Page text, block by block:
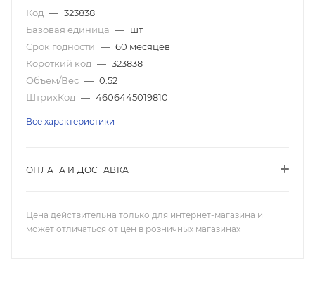
Код — 323838
Базовая единица — шт
Срок годности — 60 месяцев
Короткий код — 323838
Объем/Вес — 0.52
ШтрихКод — 4606445019810
Все характеристики
ОПЛАТА И ДОСТАВКА
Цена действительна только для интернет-магазина и
может отличаться от цен в розничных магазинах